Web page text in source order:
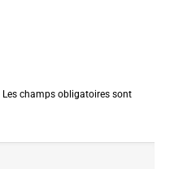
Les champs obligatoires sont